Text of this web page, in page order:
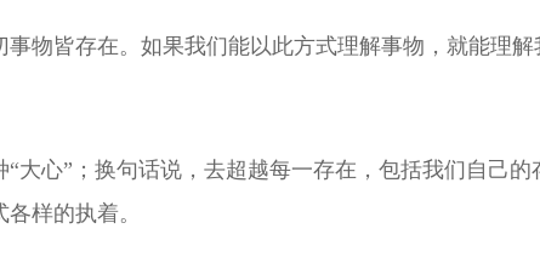
物皆存在。如果我们能以此方式理解事物，就能理
心”；换句话说，去超越每一存在，包括我们自己的
样的执着。